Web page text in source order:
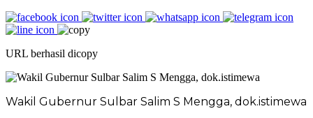
URL berhasil dicopy
Wakil Gubernur Sulbar Salim S Mengga, dok.istimewa